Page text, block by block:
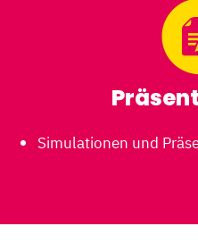
Simulationen und